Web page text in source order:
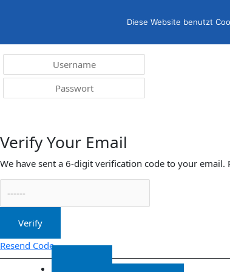
Verify Your Email
We have sent a 6-digit verification code to your email.
Verify
Resend Code
Diese Website benutzt